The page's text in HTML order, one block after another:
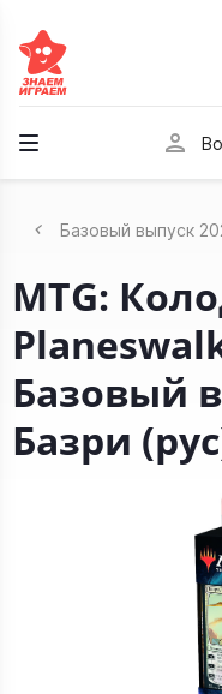
person
Базовый выпуск
MTG:
Базовый
Базри